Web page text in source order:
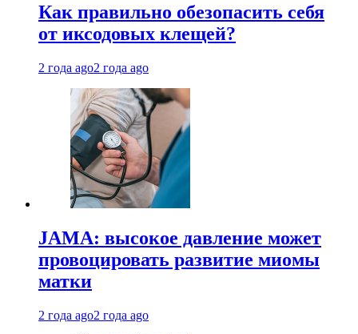
Как правильно обезопасить себя
от иксодовых клещей?
2 года ago2 года ago
JAMA: высокое давление может
провоцировать развитие миомы
матки
2 года ago2 года ago